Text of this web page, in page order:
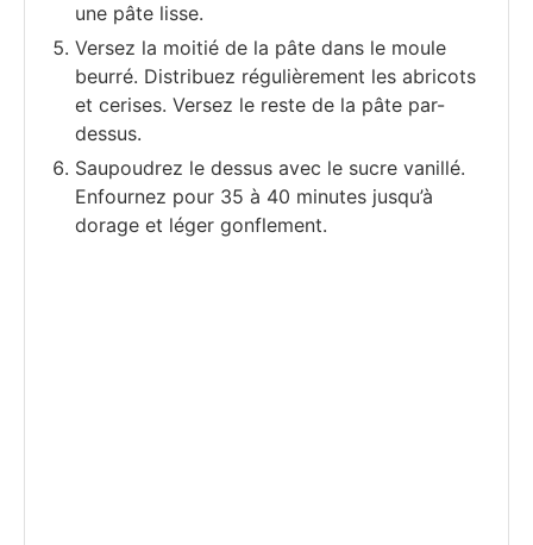
une pâte lisse.
Versez la moitié de la pâte dans le moule
beurré. Distribuez régulièrement les abricots
et cerises. Versez le reste de la pâte par-
dessus.
Saupoudrez le dessus avec le sucre vanillé.
Enfournez pour 35 à 40 minutes jusqu’à
dorage et léger gonflement.